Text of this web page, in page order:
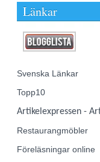
Länkar
Svenska Länkar
Topp10
Artikelexpressen -
Restaurangmöbler
Föreläsningar online